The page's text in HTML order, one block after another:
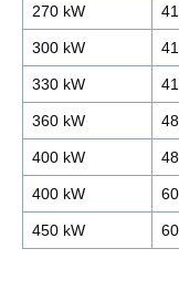
270 kW
300 kW
330 kW
360 kW
400 kW
400 kW
450 kW